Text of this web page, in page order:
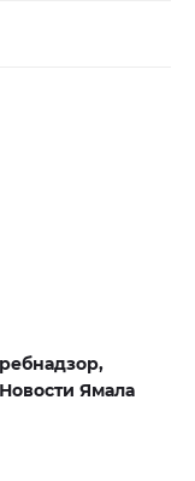
Новости Ямала